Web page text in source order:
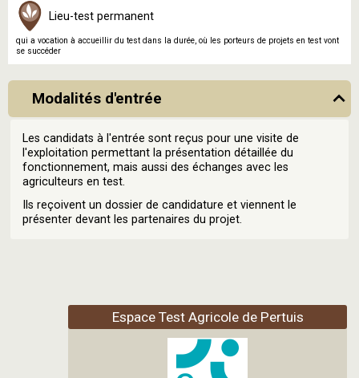
Lieu-test permanent
qui a vocation à accueillir du test dans la durée, où les porteurs de projets en test vont
se succéder
Modalités d'entrée
Les candidats à l'entrée sont reçus pour une visite de
l'exploitation permettant la présentation détaillée du
fonctionnement, mais aussi des échanges avec les
agriculteurs en test.
Ils reçoivent un dossier de candidature et viennent le
présenter devant les partenaires du projet.
Espace Test Agricole de Pertuis